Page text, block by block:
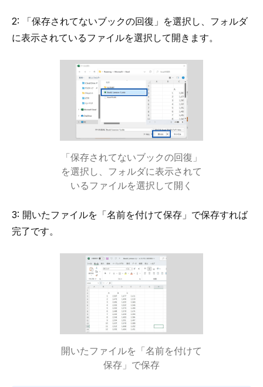
2: 「保存されてないブックの回復」を選択し、フォルダ
に表示されているファイルを選択して開きます。
「保存されてないブックの回復」
を選択し、フォルダに表示されて
いるファイルを選択して開く
3: 開いたファイルを「名前を付けて保存」で保存すれば
完了です。
開いたファイルを「名前を付けて
保存」で保存